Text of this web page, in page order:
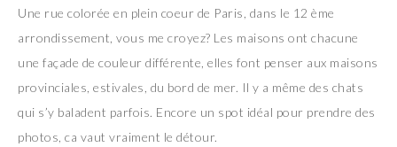
Une rue colorée en plein coeur de Paris, dans le 12 ème
arrondissement, vous me croyez? Les maisons ont chacune
une façade de couleur différente, elles font penser aux maisons
provinciales, estivales, du bord de mer. Il y a même des chats
qui s’y baladent parfois. Encore un spot idéal pour prendre des
photos, ca vaut vraiment le détour.